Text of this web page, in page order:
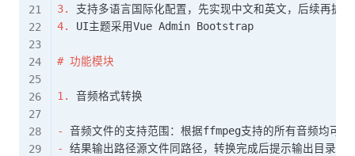
3.
4.
UI主题采用Vue Admin Bootstrap
# 功能模块
1. 音频格式转换
-
-